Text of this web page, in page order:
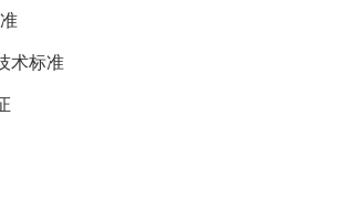
术标准